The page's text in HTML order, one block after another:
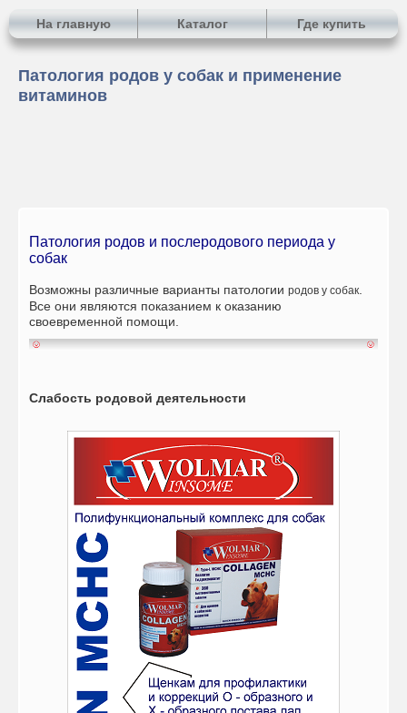
На главную Каталог Где купить
Патология родов у собак и применение
витаминов
Патология родов и послеродового периода у
собак
Возможны различные варианты патологии родов у собак
Все они являются показанием к оказанию
своевременной помощи.
Слабость родовой деятельности